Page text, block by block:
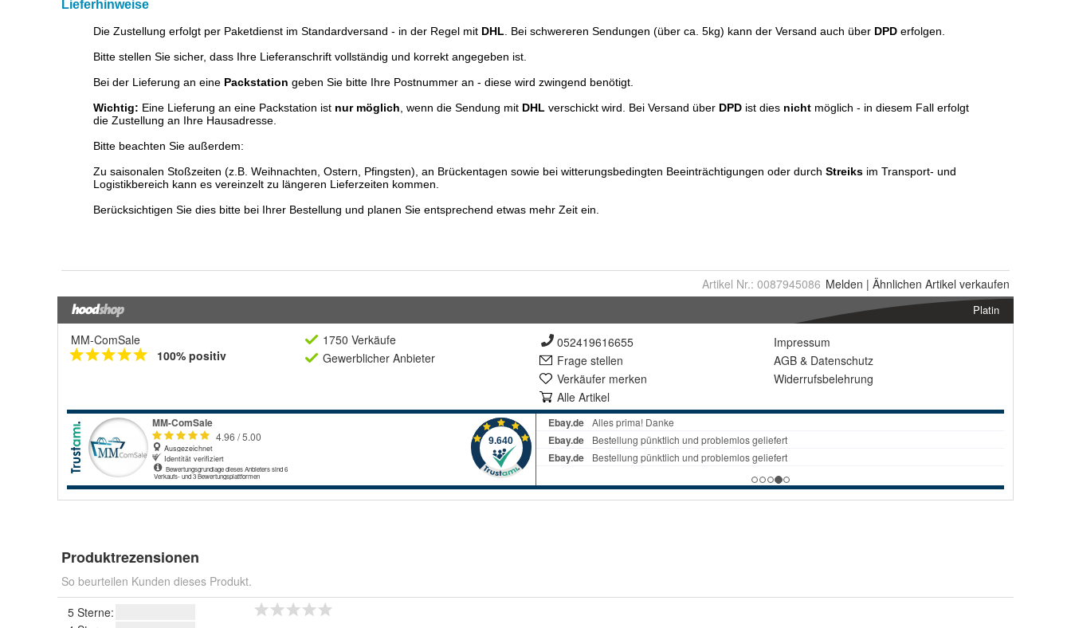
Artikel Nr.: 0087945086 Melden | Ähnlichen Artikel verkaufen
Platin
MM-ComSale
100% positiv
1750 Verkäufe
Gewerblicher Anbieter
052419616655
Frage stellen
Verkäufer merken
Alle Artikel
Impressum
AGB & Datenschutz
Widerrufsbelehrung
Produktrezensionen
So beurteilen Kunden dieses Produkt.
5 Sterne: